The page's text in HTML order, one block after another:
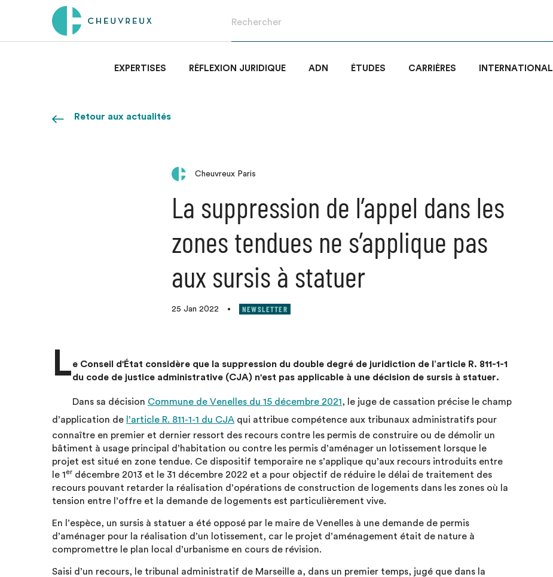
EXPERTISES RÉFLEXION JURIDIQUE ADN ÉTUDES CARRIÈRES INTERNATIONAL
Retour aux actualités
Cheuvreux Paris
La suppression de l’appel dans les
zones tendues ne s’applique pas
aux sursis à statuer
25 Jan 2022 • NEWSLETTER
Le Conseil d'État considère que la suppression du double degré de juridiction de l’article R. 811-1-1
du code de justice administrative (CJA) n'est pas applicable à une décision de sursis à statuer.
Dans sa décision Commune de Venelles du 15 décembre 2021, le juge de cassation précise le champ
d’application de l’article R. 811-1-1 du CJA qui attribue compétence aux tribunaux administratifs pour
connaître en premier et dernier ressort des recours contre les permis de construire ou de démolir un
bâtiment à usage principal d’habitation ou contre les permis d’aménager un lotissement lorsque le
projet est situé en zone tendue. Ce dispositif temporaire ne s’applique qu’aux recours introduits entre
le 1er décembre 2013 et le 31 décembre 2022 et a pour objectif de réduire le délai de traitement des
recours pouvant retarder la réalisation d’opérations de construction de logements dans les zones où la
tension entre l’offre et la demande de logements est particulièrement vive.
En l’espèce, un sursis à statuer a été opposé par le maire de Venelles à une demande de permis
d’aménager pour la réalisation d’un lotissement, car le projet d’aménagement était de nature à
compromettre le plan local d’urbanisme en cours de révision.
Saisi d’un recours, le tribunal administratif de Marseille a, dans un premier temps, jugé que dans la